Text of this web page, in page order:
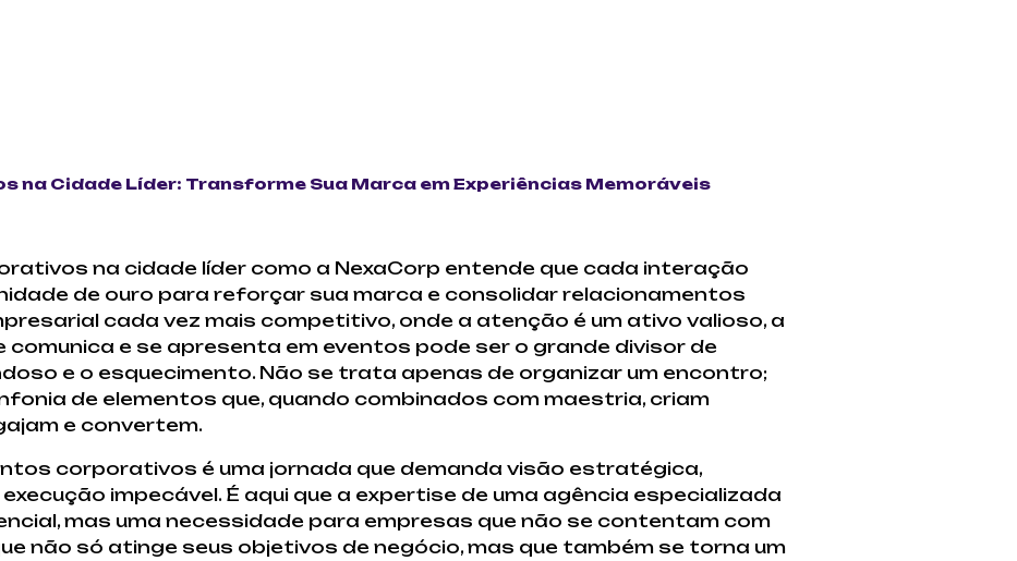
na Cidade Líder: Transforme Sua Marca em Experiências Memoráveis
na cidade líder como a NexaCorp entende que cada interação
de ouro para reforçar sua marca e consolidar relacionamentos
cada vez mais competitivo, onde a atenção é um ativo valioso, a
comunica e se apresenta em eventos pode ser o grande divisor de
e o esquecimento. Não se trata apenas de organizar um encontro;
de elementos que, quando combinados com maestria, criam
e convertem.
corporativos é uma jornada que demanda visão estratégica,
impecável. É aqui que a expertise de uma agência especializada
mas uma necessidade para empresas que não se contentam com
não só atinge seus objetivos de negócio, mas que também se torna um